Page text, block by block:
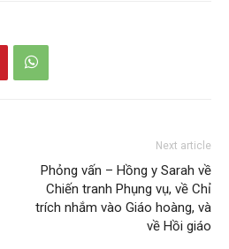
Next article
Phỏng vấn – Hồng y Sarah về
Chiến tranh Phụng vụ, về Chỉ
trích nhắm vào Giáo hoàng, và
về Hồi giáo